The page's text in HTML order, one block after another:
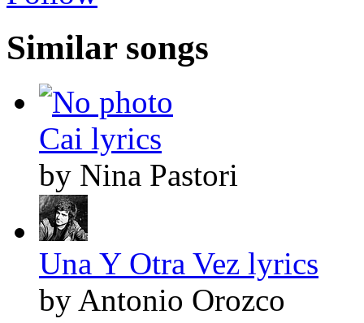
Similar songs
Cai lyrics
by Nina Pastori
Una Y Otra Vez lyrics
by Antonio Orozco